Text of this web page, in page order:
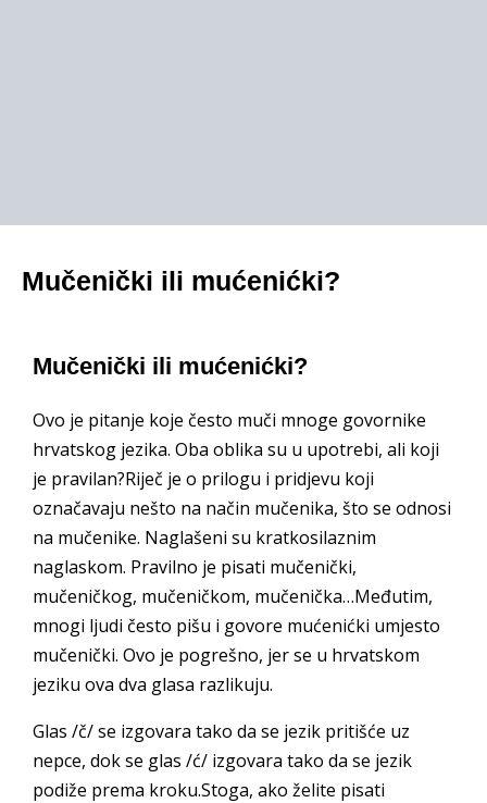
Mučenički ili mućenićki?
Mučenički ili mućenićki?
Ovo je pitanje koje često muči mnoge govornike
hrvatskog jezika. Oba oblika su u upotrebi, ali koji
je pravilan?Riječ je o prilogu i pridjevu koji
označavaju nešto na način mučenika, što se odnosi
na mučenike. Naglašeni su kratkosilaznim
naglaskom. Pravilno je pisati mučenički,
mučeničkog, mučeničkom, mučenička…Međutim,
mnogi ljudi često pišu i govore mućenićki umjesto
mučenički. Ovo je pogrešno, jer se u hrvatskom
jeziku ova dva glasa razlikuju.
Glas /č/ se izgovara tako da se jezik pritišće uz
nepce, dok se glas /ć/ izgovara tako da se jezik
podiže prema kroku.Stoga, ako želite pisati